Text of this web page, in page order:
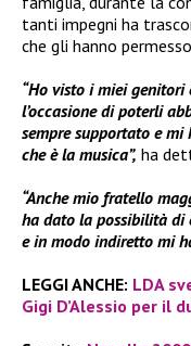
tanti impegni ha
che gli hanno
“Ho visto i miei genitori
l’occasione di poterli
sempre supportato e
che è la musica”, ha
“Anche mio fratello
ha dato la possibilità di
e in modo indiretto mi
LEGGI ANCHE: LDA
Gigi D’Alessio per il